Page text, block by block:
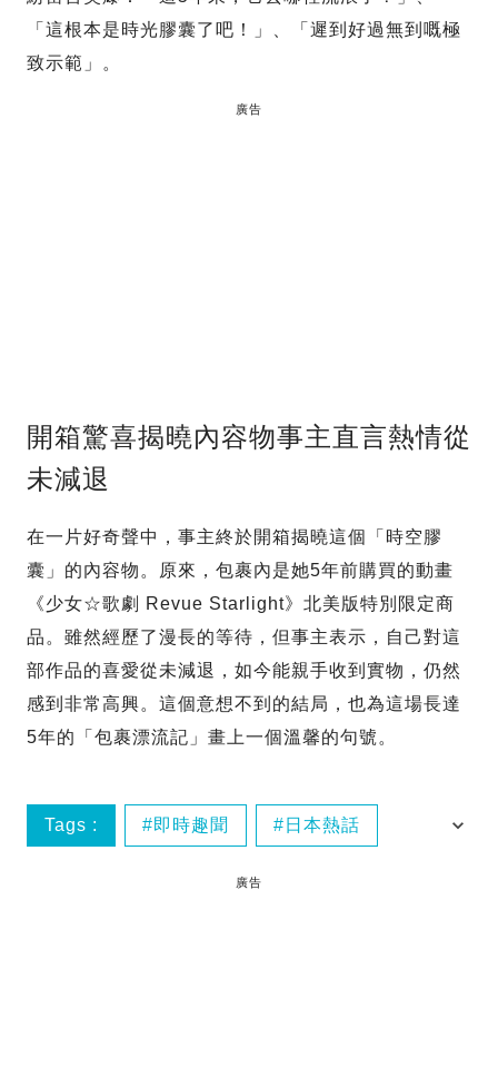
「這根本是時光膠囊了吧！」、「遲到好過無到嘅極
致示範」。
廣告
開箱驚喜揭曉內容物事主直言熱情從
未減退
在一片好奇聲中，事主終於開箱揭曉這個「時空膠
囊」的內容物。原來，包裹內是她5年前購買的動畫
《少女☆歌劇 Revue Starlight》北美版特別限定商
品。雖然經歷了漫長的等待，但事主表示，自己對這
部作品的喜愛從未減退，如今能親手收到實物，仍然
感到非常高興。這個意想不到的結局，也為這場長達
5年的「包裹漂流記」畫上一個溫馨的句號。
Tags : 即時趣聞 日本熱話
廣告